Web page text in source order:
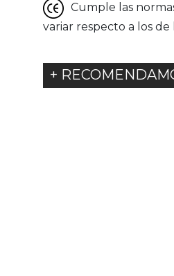
Cumple las
variar respecto a los de
+